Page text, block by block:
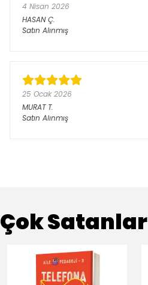
4 Nisan 2026
HASAN Ç.
Satın Alınmış
25 Ocak 2026
MURAT T.
Satın Alınmış
Çok Satanlar